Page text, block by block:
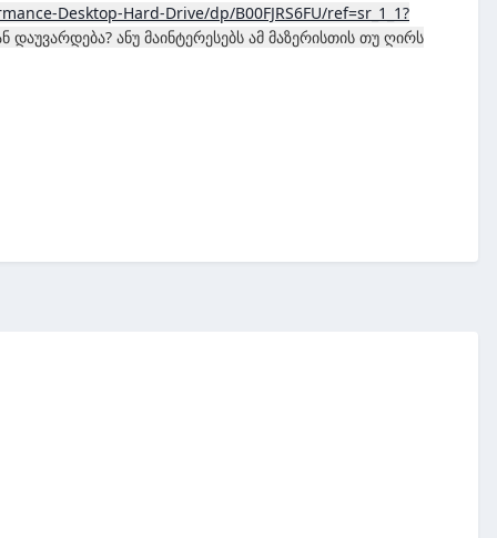
Desktop-Hard-Drive/dp/B00FJRS6FU/ref=sr_1_1?
ანუ მაინტერესებს ამ მაზერისთის თუ ღირს